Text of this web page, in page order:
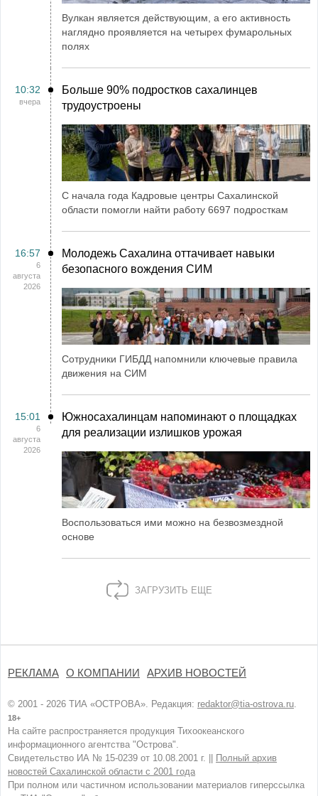
Вулкан является действующим, а его активность
наглядно проявляется на четырех фумарольных
полях
10:32
вчера
Больше 90% подростков сахалинцев
трудоустроены
С начала года Кадровые центры Сахалинской
области помогли найти работу 6697 подросткам
16:57
6
августа
2026
Молодежь Сахалина оттачивает навыки
безопасного вождения СИМ
Сотрудники ГИБДД напомнили ключевые правила
движения на СИМ
15:01
6
августа
2026
Южносахалинцам напоминают о площадках
для реализации излишков урожая
Воспользоваться ими можно на безвозмездной
основе
ЗАГРУЗИТЬ ЕЩЕ
РЕКЛАМА О КОМПАНИИ АРХИВ НОВОСТЕЙ
© 2001 - 2026 ТИА «ОСТРОВА». Редакция: redaktor@tia-ostrova.ru.
18+
На сайте распространяется продукция Тихоокеанского
информационного агентства "Острова".
Свидетельство ИА № 15-0239 от 10.08.2001 г. ||
Полный архив
новостей Сахалинской области с 2001 года
При полном или частичном использовании материалов гиперссылка